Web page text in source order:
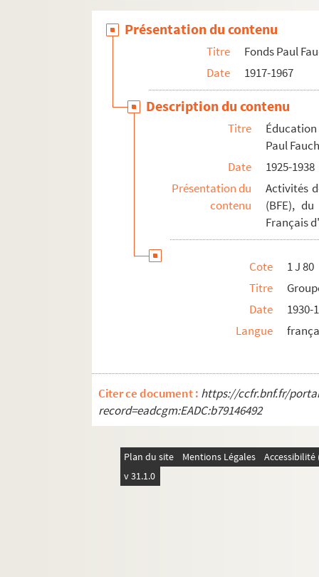
Présentation du contenu
Titre
Fonds Paul
Date
1917-1967
Description du contenu
Titre
Paul
Date
1925-1938
Présentation du
contenu
Activités
(BFE),
Français
Cote
1 J 80
Titre
Date
1930-
Langue
Citer ce document : https://ccfr.bnf.fr/
record=eadcgm:EADC:b79146492
Plan du site Mentions Légales
v 31.1.0